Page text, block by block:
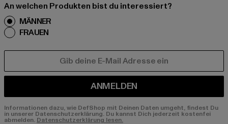
An welchen Produkten bist du interessiert?
MÄNNER
FRAUEN
ANMELDEN
Informationen dazu, wie DefShop mit Deinen Daten umgeht, findest Du
in unserer Datenschutzerklärung. Du kannst Dich jederzeit kostenfei
abmelden. Datenschutzerklärung lesen.